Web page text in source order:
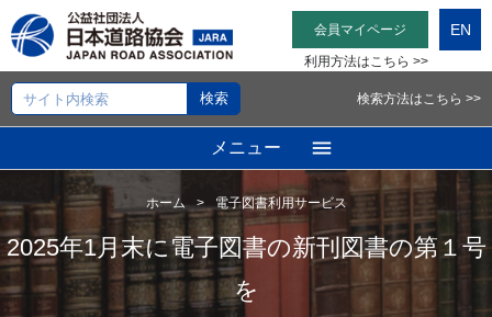
会員マイページ
利用方法はこちら >>
EN
検索方法はこちら >>
メニュー
ホーム 電子図書利用サービス
2025年1月末に電子図書の新刊図書の第１号
を